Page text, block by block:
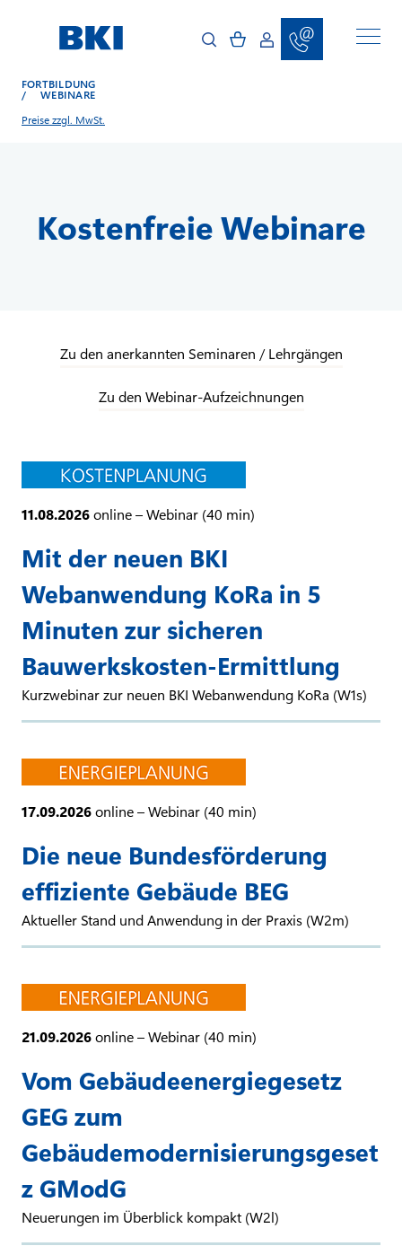
FORTBILDUNG
/
WEBINARE
Preise zzgl. MwSt.
Kostenfreie Webinare
Zu den anerkannten Seminaren / Lehrgängen
Zu den Webinar-Aufzeichnungen
11.08.2026online – Webinar (40 min)
Mit der neuen BKI
Webanwendung KoRa in 5
Minuten zur sicheren
Bauwerkskosten-Ermittlung
Kurzwebinar zur neuen BKI Webanwendung KoRa (W1s)
17.09.2026online – Webinar (40 min)
Die neue Bundesförderung
effiziente Gebäude BEG
Aktueller Stand und Anwendung in der Praxis (W2m)
21.09.2026online – Webinar (40 min)
Vom Gebäudeenergiegesetz
GEG zum
Gebäudemodernisierungsgeset
z GModG
Neuerungen im Überblick kompakt (W2l)